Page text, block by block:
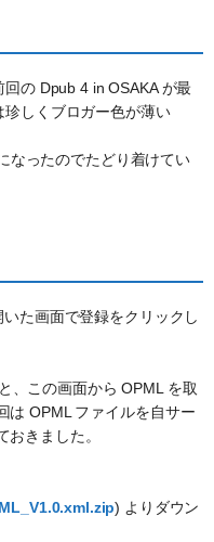
の Dpub 4 in OSAKA が最
しくブロガー色が薄い
なったのでたどり着けてい
た画面で登録をクリックし
、この画面から OPML を取
は OPML ファイルを自サー
きました。
) よりダウン